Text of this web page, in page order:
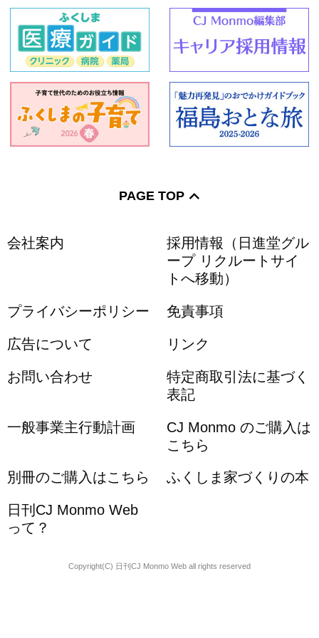
PAGE TOP
会社案内
採用情報（日進堂グル
ープ リクルートサイ
トへ移動）
プライバシーポリシー 免責事項
広告について リンク
お問い合わせ
特定商取引法に基づく
表記
一般事業主行動計画
CJ Monmo のご購入は
こちら
別冊のご購入はこちら ふくしま家づくりの本
日刊CJ Monmo Web
って？
Copyright(C) 日刊CJ Monmo Web all rights reserved